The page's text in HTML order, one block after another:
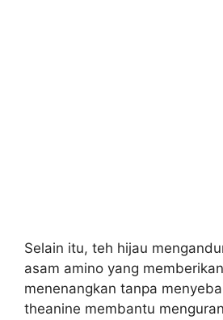
Selain itu, teh hijau
asam amino yang
menenangkan tanpa
theanine membantu